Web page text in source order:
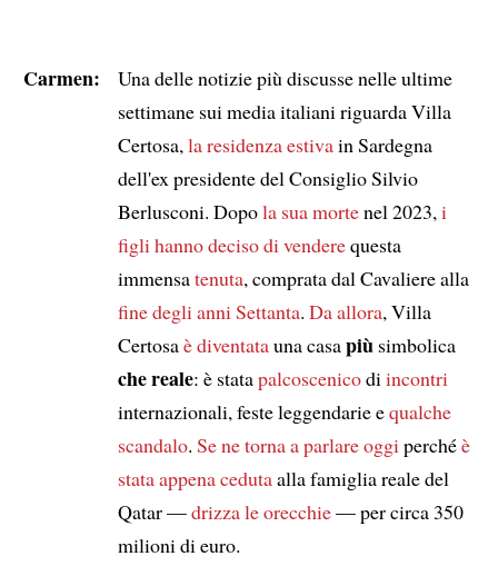
Carmen:
Una delle notizie più discusse nelle ultime
settimane sui media italiani riguarda Villa
Certosa, la residenza estivain Sardegna
dell'ex presidente del Consiglio Silvio
Berlusconi. Dopola sua mortenel 2023, i
figli hanno deciso di venderequesta
immensatenuta, comprata dal Cavaliere alla
fine degli anni Settanta. Da allora, Villa
Certosaè diventatauna casapiù simbolica
che reale: è statapalcoscenicodi incontri
internazionali, feste leggendarie equalche
scandalo. Se ne torna a parlare oggi perchéè
stata appena cedutaalla famiglia reale del
Qatar —drizza le orecchie— per circa 350
milioni di euro.